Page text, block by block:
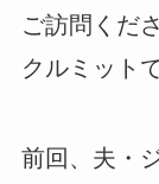
ご訪問くだ
クルミット
前回、夫・